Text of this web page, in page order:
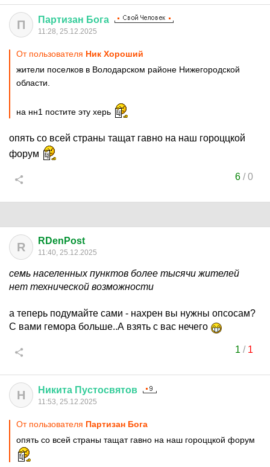
П Партизан Бога
11:28, 25.12.2025
От пользователя Ник Хороший
жители поселков в Володарском районе Нижегородской
области.
на нн1 постите эту херь
опять со всей страны тащат гавно на наш гороццкой
форум
6/0
R RDenPost
11:40, 25.12.2025
семь населенных пунктов более тысячи жителей
нет технической возможности
а теперь подумайте сами - нахрен вы нужны опсосам?
С вами гемора больше..А взять с вас нечего
1 / 1
Н Никита Пустосвятов
11:53, 25.12.2025
От пользователя Партизан Бога
опять со всей страны тащат гавно на наш гороццкой форум